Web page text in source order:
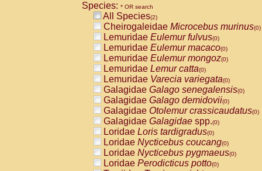
CebidaeCebus capucinus
CebidaeCebus nigrivittatus
CebidaeCebus spp.(0)
CebidaeSaimiri boliviensis(0)
CebidaeSaimiri sciureus(0)
AtelidaeAlouatta caraya(0)
AtelidaeAlouatta fusca(0)
AtelidaeAlouatta seniculus(0)
AtelidaeAlouattaspp.(0)
AtelidaeAteles belzebuth(0)
AtelidaeAteles geoffroyi(0)
AtelidaeAteles paniscus(0)
AtelidaeAtelesspp.(0)
AtelidaeLagothrix lagothricha(0)
AtelidaeLagothrix lagothricha cana
PitheciidaeCacajao calvus
Species: * OR search
All Species(2)
Cheirogaleidae Microcebus murinus(0)
Lemuridae Eulemur fulvus(0)
Lemuridae Eulemur macaco(0)
Lemuridae Eulemur mongoz(0)
Lemuridae Lemur catta(0)
Lemuridae Varecia variegata(0)
Galagidae Galago senegalensis(0)
Galagidae Galago demidovii(0)
Galagidae Otolemur crassicaudatus(0)
Galagidae Galagidae spp.(0)
Loridae Loris tardigradus(0)
Loridae Nycticebus coucang(0)
Loridae Nycticebus pygmaeus(0)
Loridae Perodicticus potto(0)